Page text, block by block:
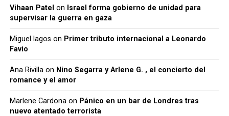
Vihaan Patel on Israel forma gobierno de unidad para
supervisar la guerra en gaza
Miguel lagos on Primer tributo internacional a Leonardo
Favio
Ana Rivillaon Nino Segarra y Arlene G. , el concierto del
romance y el amor
Marlene Cardonaon Pánico en un bar de Londres tras
nuevo atentado terrorista